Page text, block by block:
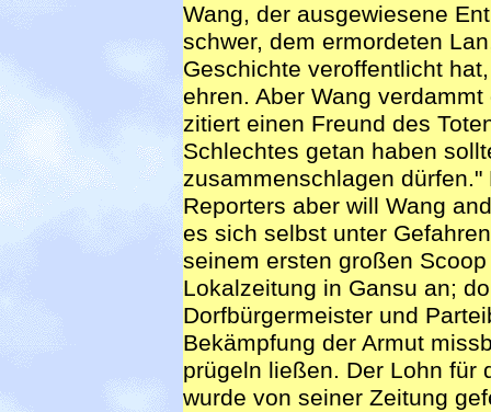
Wang, der ausgewiesene
schwer, dem ermordeten
Geschichte veroffentlicht
ehren. Aber Wang
zitiert einen Freund des
Schlechtes getan haben
zusammenschlagen
Reporters aber will Wang
es sich selbst unter
seinem ersten großen
Lokalzeitung in Gansu an;
Dorfbürgermeister und
Bekämpfung der Armut
prügeln ließen. Der Lohn für
wurde von seiner Zeitung